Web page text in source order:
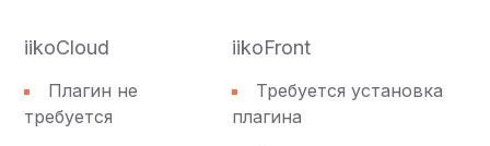
iikoCloud iikoFront
Плагин не
требуется
Требуется установка
плагина